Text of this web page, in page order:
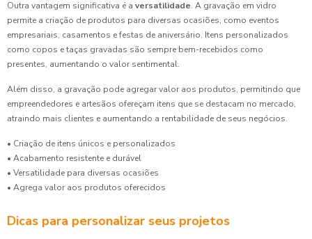
Outra vantagem significativa é a versatilidade. A gravação em vidro
permite a criação de produtos para diversas ocasiões, como eventos
empresariais, casamentos e festas de aniversário. Itens personalizados
como copos e taças gravadas são sempre bem-recebidos como
presentes, aumentando o valor sentimental.
Além disso, a gravação pode agregar valor aos produtos, permitindo que
empreendedores e artesãos ofereçam itens que se destacam no mercado,
atraindo mais clientes e aumentando a rentabilidade de seus negócios.
• Criação de itens únicos e personalizados
• Acabamento resistente e durável
• Versatilidade para diversas ocasiões
• Agrega valor aos produtos oferecidos
Dicas para personalizar seus projetos